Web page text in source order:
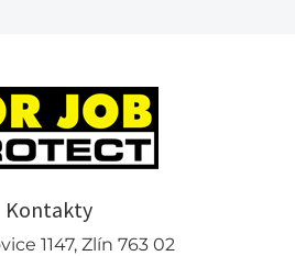
Kontakty
1147, Zlín 763 02